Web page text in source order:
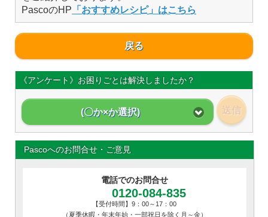
PascoのHP 「おすすめレシピ」はこちら
戻る
《アンケート》お困りごとは解決しましたか？
(〇か×か選択) 送信
Pascoへのお問合せ・ご意見
電話でのお問合せ
0120-084-835
【受付時間】9：00～17：00
（夏季休暇・年末年始・一部祝日を除く月～金）